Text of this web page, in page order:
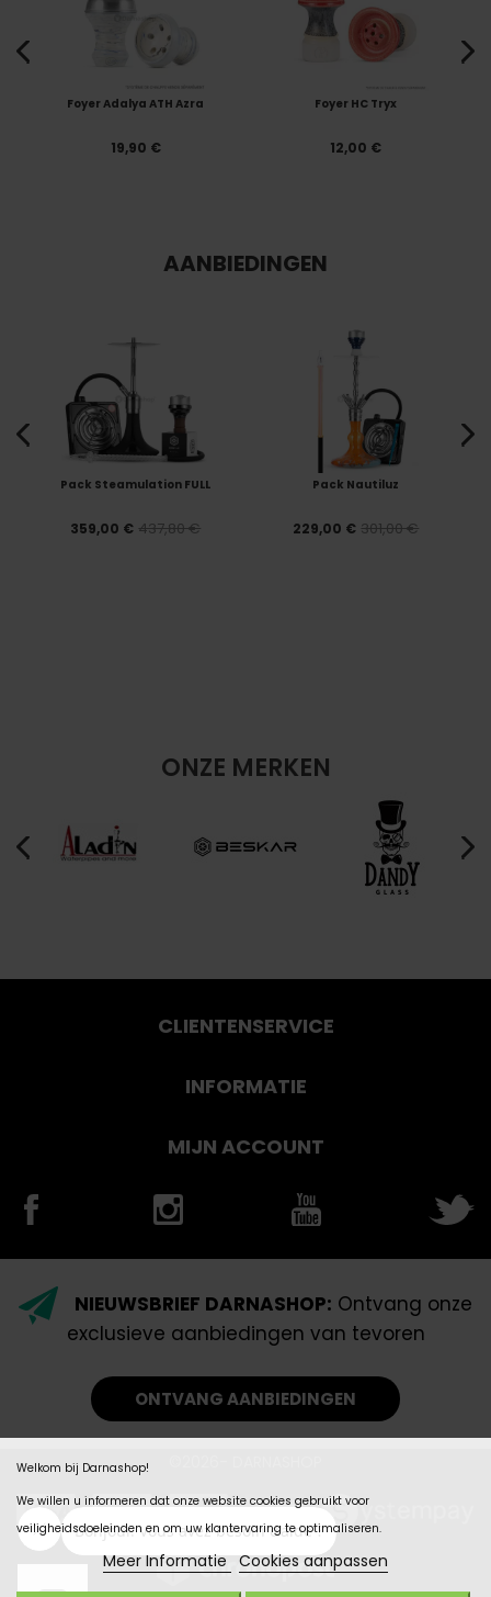
Foyer Adalya ATH Azra
19,90 €
Foyer HC Tryx
12,00 €
AANBIEDINGEN
Pack Steamulation FULL
359,00 € 437,80 €
Pack Nautiluz
229,00 € 301,00 €
ONZE MERKEN
Welkom bij Darnashop!
We willen u informeren dat onze website cookies gebruikt voor
veiligheidsdoeleinden en om uw klantervaring te optimaliseren.
Meer Informatie Cookies aanpassen
CLIENTENSERVICE
INFORMATIE
MIJN ACCOUNT
NIEUWSBRIEF DARNASHOP: Ontvang onze
exclusieve aanbiedingen van tevoren
ONTVANG AANBIEDINGEN